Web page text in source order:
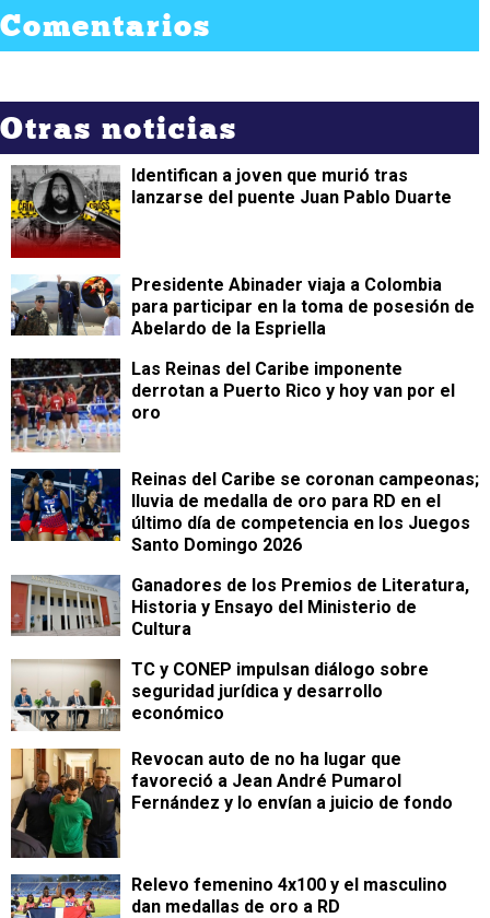
Comentarios
Otras noticias
Identifican a joven que murió tras
lanzarse del puente Juan Pablo Duarte
Presidente Abinader viaja a Colombia
para participar en la toma de posesión de
Abelardo de la Espriella
Las Reinas del Caribe imponente
derrotan a Puerto Rico y hoy van por el
oro
Reinas del Caribe se coronan campeonas;
lluvia de medalla de oro para RD en el
último día de competencia en los Juegos
Santo Domingo 2026
Ganadores de los Premios de Literatura,
Historia y Ensayo del Ministerio de
Cultura
TC y CONEP impulsan diálogo sobre
seguridad jurídica y desarrollo
económico
Revocan auto de no ha lugar que
favoreció a Jean André Pumarol
Fernández y lo envían a juicio de fondo
Relevo femenino 4x100 y el masculino
dan medallas de oro a RD